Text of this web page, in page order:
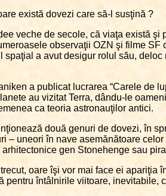
există dovezi care să-l susţină ?
veche de secole, că viaţa există
observaţii OZN şi filme
a avut desigur rolul său,
a publicat lucrarea “Carele de
au vizitat Terra, dându-le
ca teoria astronauţilor antici.
două genuri de dovezi, în
– uneori în nave asemănătoare
gen Stonehenge sau
oare îşi vor mai face ei
pentru întâlnirile viitoare, inevitabile,